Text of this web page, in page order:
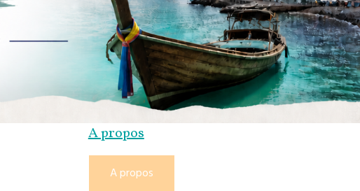
A propos
A propos